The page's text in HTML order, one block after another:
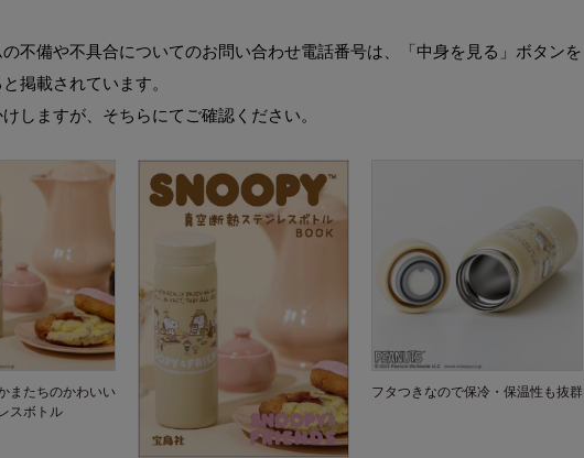
不備や不具合についてのお問い合わせ電話番号は、「中身を見る」ボタンを
掲載されています。
しますが、そちらにてご確認ください。
またちのかわいい
スボトル
フタつきなので保冷・保温性も抜群